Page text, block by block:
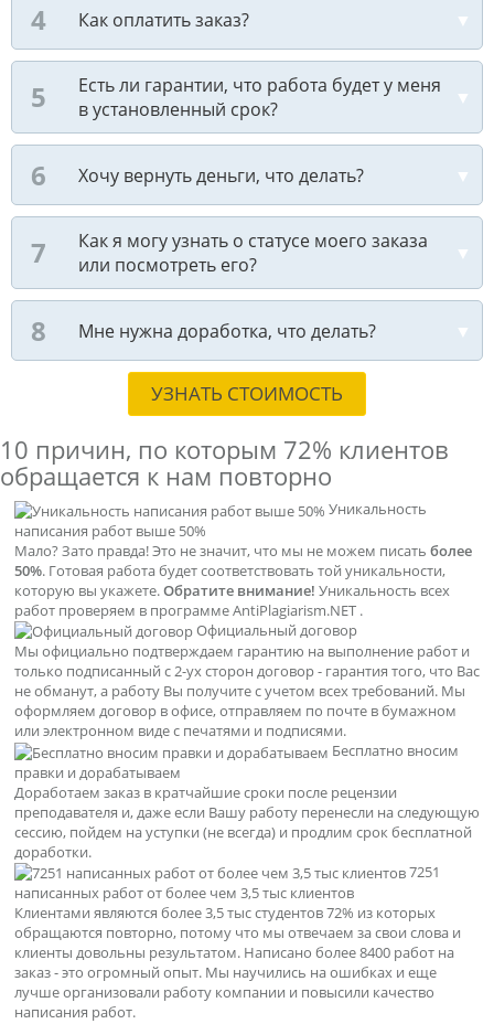
Как оплатить заказ?
Есть ли гарантии, что работа будет у меня
в установленный срок?
Хочу вернуть деньги, что делать?
Как я могу узнать о статусе моего заказа
или посмотреть его?
Мне нужна доработка, что делать?
УЗНАТЬ СТОИМОСТЬ
10 причин, по которым 72% клиентов
обращается к нам повторно
Уникальность
написания работ выше 50%
Мало? Зато правда! Это не значит, что мы не можем писать более
50%. Готовая работа будет соответствовать той уникальности,
которую вы укажете.Обратите внимание! Уникальность всех
работ проверяем в программе AntiPlagiarism.NET .
Официальный договор
Мы официально подтверждаем гарантию на выполнение работ и
только подписанный с 2-ух сторон договор - гарантия того, что Вас
не обманут, а работу Вы получите с учетом всех требований. Мы
оформляем договор в офисе, отправляем по почте в бумажном
или электронном виде с печатями и подписями.
Бесплатно вносим
правки и дорабатываем
Доработаем заказ в кратчайшие сроки после рецензии
преподавателя и, даже если Вашу работу перенесли на следующую
сессию, пойдем на уступки (не всегда) и продлим срок бесплатной
доработки.
7251
написанных работ от более чем 3,5 тыс клиентов
Клиентами являются более 3,5 тыс студентов 72% из которых
обращаются повторно, потому что мы отвечаем за свои слова и
клиенты довольны результатом. Написано более 8400 работ на
заказ - это огромный опыт. Мы научились на ошибках и еще
лучше организовали работу компании и повысили качество
написания работ.